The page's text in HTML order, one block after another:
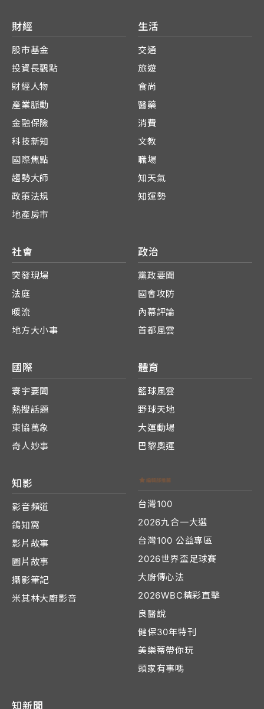
財經
股市基金
投資長觀點
財經人物
產業脈動
金融保險
科技新知
國際焦點
趨勢大師
政策法規
地產房市
生活
交通
旅遊
食尚
醫藥
消費
文教
職場
知天氣
知運勢
社會
突發現場
法庭
暖流
地方大小事
政治
黨政要聞
國會攻防
內幕評論
首都風雲
國際
寰宇要聞
熱搜話題
東協萬象
奇人妙事
體育
籃球風雲
野球天地
大運動場
巴黎奧運
知影
影音頻道
鴿知窩
影片故事
圖片故事
攝影筆記
米其林大廚影音
台灣100
2026九合一大選
台灣100 公益專區
2026世界盃足球賽
大廚傳心法
2026WBC精彩直擊
良醫說
健保30年特刊
美樂蒂帶你玩
頭家有事嗎
知新聞